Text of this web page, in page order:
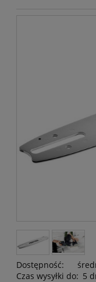
Dostępność:
Czas wysyłki do: 5